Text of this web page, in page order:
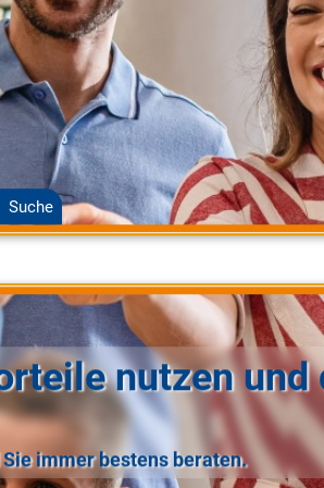
Suche
nutzen und
immer bestens beraten.